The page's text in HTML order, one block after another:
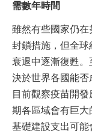
需數年時間
雖然有些國家仍
封鎖措施，但全
衰退中逐漸復甦
決於世界各國能否
目前觀察疫苗開
期各區域會有巨大
基礎建設支出可